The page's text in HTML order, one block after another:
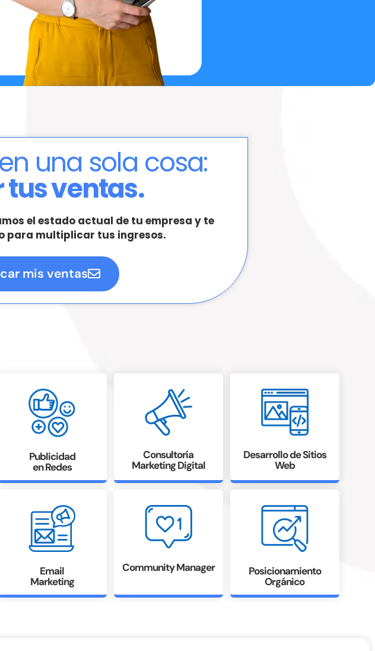
una sola cosa:
ventas.
el estado actual de tu empresa y te
para multiplicar tus ingresos.
mis ventas
Publicidad
en Redes
Consultoría
Marketing Digital
Desarrollo de Sitios
Web
Email
Marketing
Community Manager
Posicionamiento
Orgánico